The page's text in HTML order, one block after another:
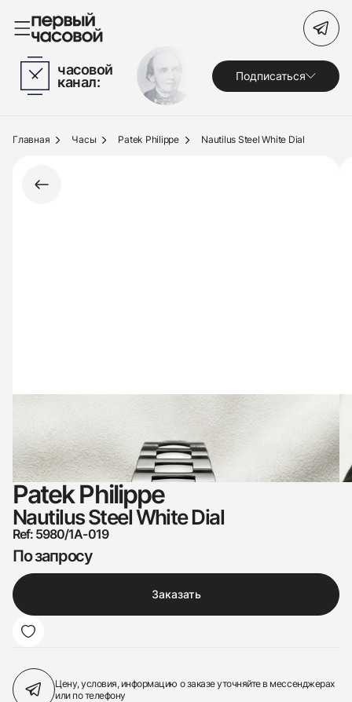
Часы
Украшения
Под заказ
Поиск по сайту
часовой
канал: Подписаться
Главная Часы Patek Philippe Nautilus Steel White Dial
Patek Philippe
Nautilus Steel White Dial
Ref: 5980/1A-019
По запросу
Заказать
Цену, условия, информацию о заказеуточняйте в мессенджерах
или по телефону